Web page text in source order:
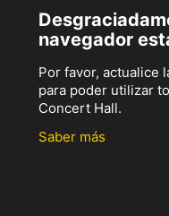
navegador
Por favor, actualice
para poder utilizar
Concert Hall.
Saber más